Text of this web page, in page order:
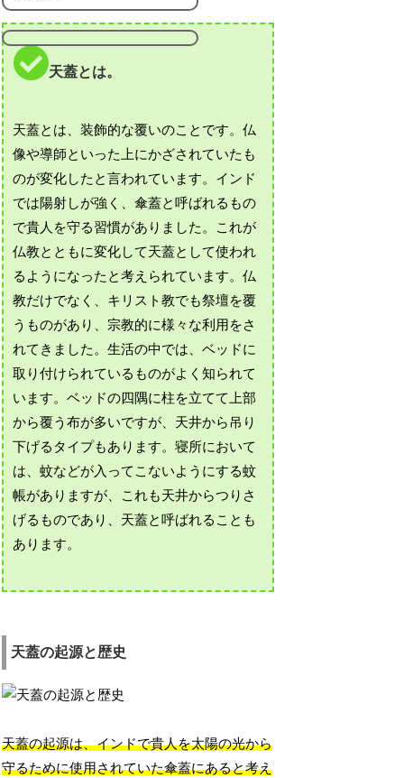
天蓋とは。
天蓋とは、装飾的な覆いのことです。仏
像や導師といった上にかざされていたも
のが変化したと言われています。インド
では陽射しが強く、傘蓋と呼ばれるもの
で貴人を守る習慣がありました。これが
仏教とともに変化して天蓋として使われ
るようになったと考えられています。仏
教だけでなく、キリスト教でも祭壇を覆
うものがあり、宗教的に様々な利用をさ
れてきました。生活の中では、ベッドに
取り付けられているものがよく知られて
います。ベッドの四隅に柱を立てて上部
から覆う布が多いですが、天井から吊り
下げるタイプもあります。寝所において
は、蚊などが入ってこないようにする蚊
帳がありますが、これも天井からつりさ
げるものであり、天蓋と呼ばれることも
あります。
天蓋の起源と歴史
天蓋の起源は、インドで貴人を太陽の光から
守るために使用されていた傘蓋にあると考え